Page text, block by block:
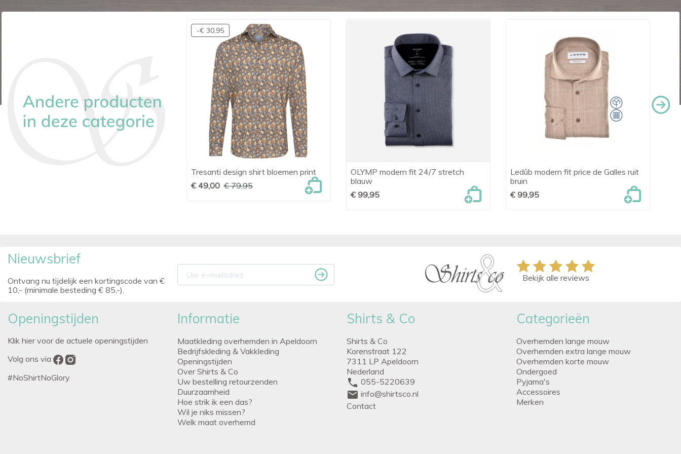
-€ 30,95
 Snel bekijken
Tresanti design shirt bloemen print
€ 49,00 € 79,95
 Snel bekijken
OLYMP modern fit 24/7 stretch
blauw
€ 99,95
 Snel bekijken
Ledûb modern fit price de Galles ruit
bruin
€ 99,95
Nieuwsbrief
Ontvang nu tijdelijk een kortingscode van €
10,- (minimale besteding € 85,-).
Bekijk alle reviews
Openingstijden
Klik hier voor de actuele openingstijden
Volg ons via
#NoShirtNoGlory
Informatie
Maatkleding overhemden in Apeldoorn
Bedrijfskleding & Vakkleding
Openingstijden
Over Shirts & Co
Uw bestelling retourzenden
Duurzaamheid
Hoe strik ik een das?
Wil je niks missen?
Welk maat overhemd
Shirts & Co
Shirts & Co
Korenstraat 122
7311 LP Apeldoorn
Nederland
phone 055-5220639
mail info@shirtsco.nl
Contact
Categorieën
Overhemden lange mouw
Overhemden extra lange mouw
Overhemden korte mouw
Ondergoed
Pyjama's
Accessoires
Merken